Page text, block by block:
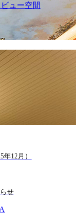
ュー空間
12月）
せ